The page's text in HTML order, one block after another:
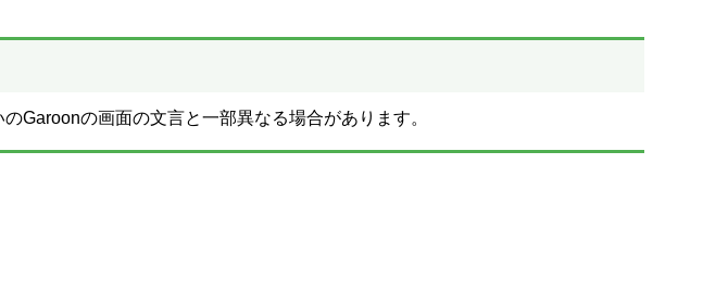
Garoonの画面の文言と一部異なる場合があります。